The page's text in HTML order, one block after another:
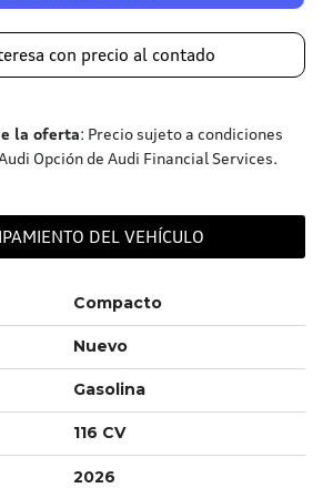
con precio al contado
la oferta: Precio sujeto a condiciones
Opción de Audi Financial Services.
DEL VEHÍCULO
Compacto
Nuevo
Gasolina
116 CV
2026